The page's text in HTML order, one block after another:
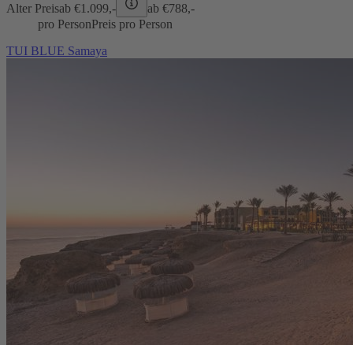
Alter Preisab €1.099,- ab €788,-
pro PersonPreis pro Person
TUI BLUE Samaya